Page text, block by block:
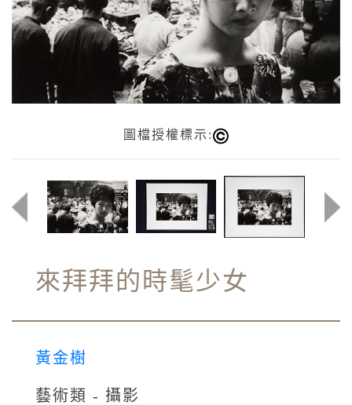
圖檔授權標示:
來拜拜的時髦少女
黃金樹
藝術類 - 攝影